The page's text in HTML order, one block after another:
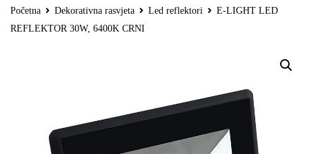
Početna Dekorativna rasvjeta Led reflektori
E-LIGHT LED
REFLEKTOR 30W, 6400K CRNI